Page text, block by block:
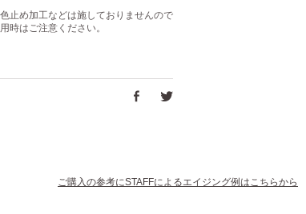
め加工などは施しておりませんので
時はご注意ください。
ご購入の参考にSTAFFによるエイジング例はこちらから